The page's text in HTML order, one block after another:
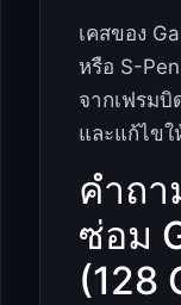
เคสของ
หรือ S-
จากเฟรมบิ
และแก้ไขใ
คำถ
ซ่อม
(128